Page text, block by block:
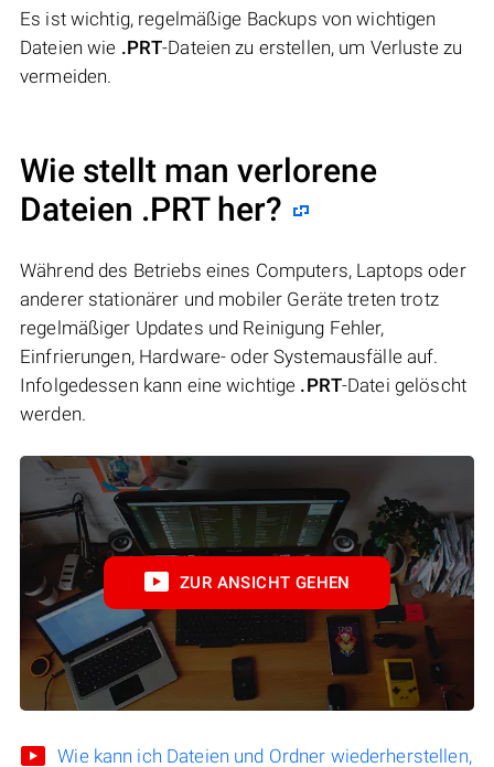
Es ist wichtig, regelmäßige Backups von wichtigen
Dateien wie .PRT-Dateien zu erstellen, um Verluste zu
vermeiden.
Wie stellt man verlorene
Dateien .PRT her?
Während des Betriebs eines Computers, Laptops oder
anderer stationärer und mobiler Geräte treten trotz
regelmäßiger Updates und Reinigung Fehler,
Einfrierungen, Hardware- oder Systemausfälle auf.
Infolgedessen kann eine wichtige .PRT-Datei gelöscht
werden.
ZUR ANSICHT GEHEN
Wie kann ich Dateien und Ordner wiederherstellen,